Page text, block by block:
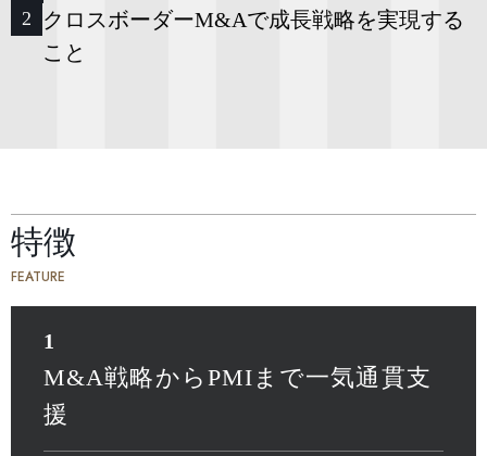
2
クロスボーダーM&Aで成長戦略を実現する
こと
特徴
FEATURE
1
M&A戦略からPMIまで一気通貫支
援